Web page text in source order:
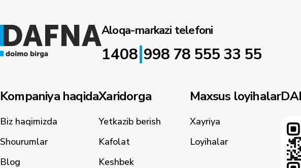
Aloqa-markazi telefoni
1408|998 78 555 33 55
Kompaniya haqida
Biz haqimizda
Shourumlar
Blog
Xaridorga
Yetkazib berish
Kafolat
Keshbek
Maxsus loyihalar
Xayriya
Loyihalar